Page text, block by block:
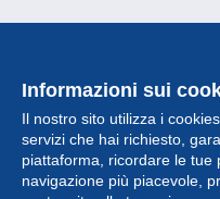
Informazioni sui
Il nostro sito utilizza i
servizi che hai richiesto,
piattaforma, ricordare le tue
navigazione più piacevole,